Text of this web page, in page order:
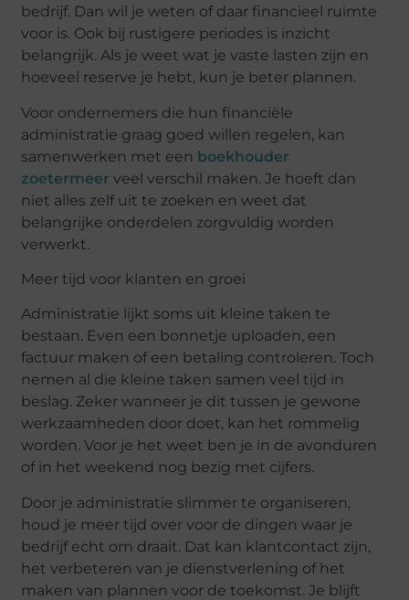
bedrijf. Dan wil je weten of daar financieel ruimte
voor is. Ook bij rustigere periodes is inzicht
belangrijk. Als je weet wat je vaste lasten zijn en
hoeveel reserve je hebt, kun je beter plannen.
Voor ondernemers die hun financiële
administratie graag goed willen regelen, kan
samenwerken met een boekhouder
zoetermeer veel verschil maken. Je hoeft dan
niet alles zelf uit te zoeken en weet dat
belangrijke onderdelen zorgvuldig worden
verwerkt.
Meer tijd voor klanten en groei
Administratie lijkt soms uit kleine taken te
bestaan. Even een bonnetje uploaden, een
factuur maken of een betaling controleren. Toch
nemen al die kleine taken samen veel tijd in
beslag. Zeker wanneer je dit tussen je gewone
werkzaamheden door doet, kan het rommelig
worden. Voor je het weet ben je in de avonduren
of in het weekend nog bezig met cijfers.
Door je administratie slimmer te organiseren,
houd je meer tijd over voor de dingen waar je
bedrijf echt om draait. Dat kan klantcontact zijn,
het verbeteren van je dienstverlening of het
maken van plannen voor de toekomst. Je blijft